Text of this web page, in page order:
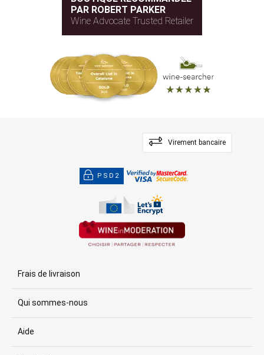
PAR ROBERT PARKER
Wine Advocate Trusted Retailer
Virement bancaire
PSD2
Frais de livraison
Qui sommes-nous
Aide